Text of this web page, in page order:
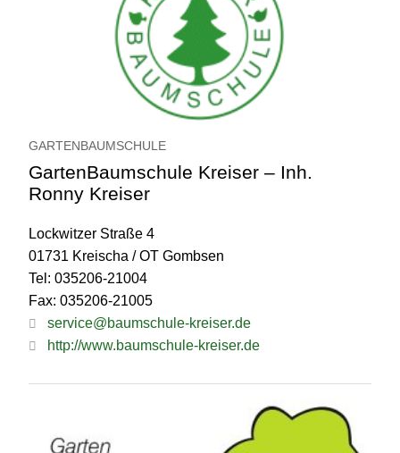
GARTENBAUMSCHULE
GartenBaumschule Kreiser – Inh.
Ronny Kreiser
Lockwitzer Straße 4
01731 Kreischa / OT Gombsen
Tel: 035206-21004
Fax: 035206-21005
service@baumschule-kreiser.de
http://www.baumschule-kreiser.de